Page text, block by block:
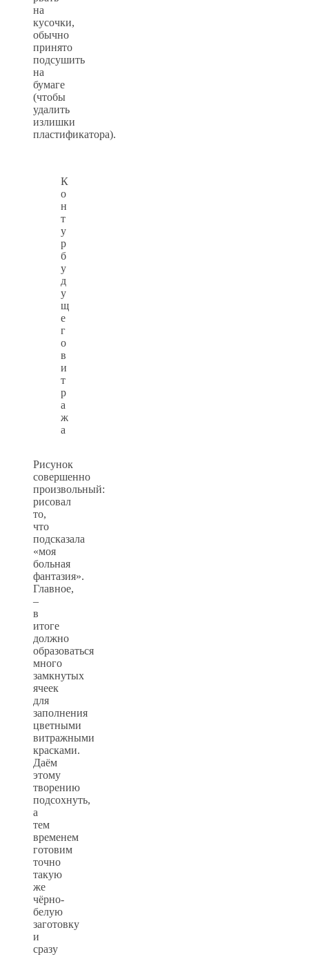
на
кусочки,
обычно
принято
подсушить
на
бумаге
(чтобы
удалить
излишки
пластификатора).
К
о
н
т
у
р
б
у
д
у
щ
е
г
о
в
и
т
р
а
ж
а
Рисунок
совершенно
произвольный:
рисовал
то,
что
подсказала
«моя
больная
фантазия».
Главное,
–
в
итоге
должно
образоваться
много
замкнутых
ячеек
для
заполнения
цветными
витражными
красками.
Даём
этому
творению
подсохнуть,
а
тем
временем
готовим
точно
такую
же
чёрно-
белую
заготовку
и
сразу